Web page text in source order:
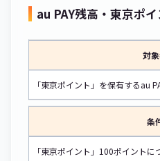
au PAY残高・東京ポ
対
「東京ポイント」を保有するau
条
「東京ポイント」100ポイント